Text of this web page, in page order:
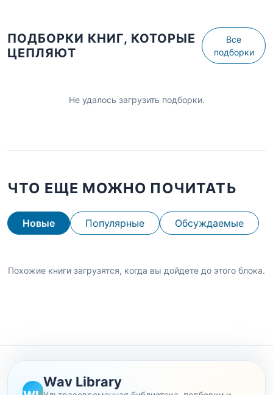
ПОДБОРКИ КНИГ, КОТОРЫЕ
ЦЕПЛЯЮТ
Все
подборки
Не удалось загрузить подборки.
ЧТО ЕЩЕ МОЖНО ПОЧИТАТЬ
Новые Популярные Обсуждаемые
Похожие книги загрузятся, когда вы дойдете до этого блока.
Wav Library